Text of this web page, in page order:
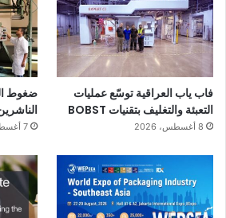
يتطلب مسارات تعليمية موجهة وسياسات
استقطاب الأجيال الشابة وتدريبها. وستوفر
حول الشمول والمهارات رؤى عملية حول
التفكير في نماذجها التنظيمية، ومساراتها
الكفاءات، بما يضمن تكيف القوى العاملة
كما يشكل الحدث مساحة مزدوجة للتحديثات
ومختبراً جماعياً يساهم فيه مورّدو
التحويل، وأصحاب العلامات التجارية،
رؤية مشتركة لمستقبل الطباعة والتحويل.
فاب ياب العراقية توسّع عمليات
التعبئة والتغليف بتقنيات BOBST
8 أغسطس، 2026
ضغوط
7 أغسطس، 2026